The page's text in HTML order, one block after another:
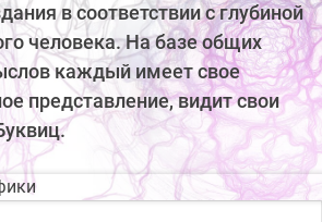
в соответствии с глубиной
человека. На базе общих
каждый имеет свое
представление, видит свои